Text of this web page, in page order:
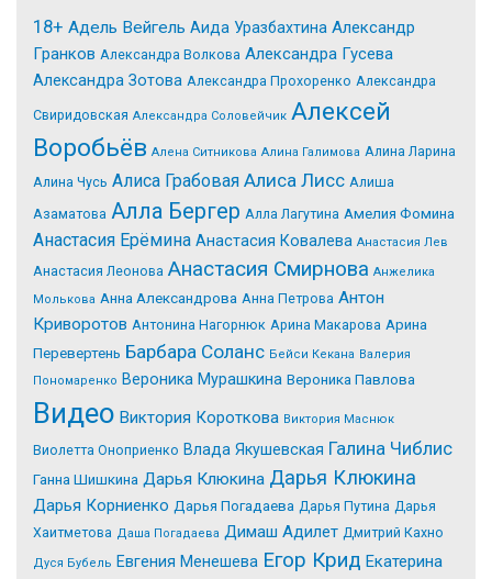
18+ Адель Вейгель Аида Уразбахтина Александр
Гранков Александра Волкова Александра Гусева
Александра Зотова Александра Прохоренко Александра
Свиридовская Александра Соловейчик Алексей
Воробьёв Алена Ситникова Алина Галимова Алина Ларина
Алина Чусь Алиса Грабовая Алиса Лисс Алиша
Азаматова Алла Бергер Алла Лагутина Амелия Фомина
Анастасия Ерёмина Анастасия Ковалева Анастасия Лев
Анастасия Леонова Анастасия Смирнова Анжелика
Молькова Анна Александрова Анна Петрова Антон
Криворотов Антонина Нагорнюк Арина Макарова Арина
Перевертень Барбара Соланс Бейси Кекана Валерия
Пономаренко Вероника Мурашкина Вероника Павлова
Видео Виктория Короткова Виктория Маснюк
Виолетта Оноприенко Влада Якушевская Галина Чиблис
Ганна Шишкина Дарья Клюкина Дарья Клюкина
Дарья Корниенко Дарья Погадаева Дарья Путина Дарья
Хаитметова Даша Погадаева Димаш Адилет Дмитрий Кахно
Дуся Бубель Евгения Менешева Егор Крид Екатерина